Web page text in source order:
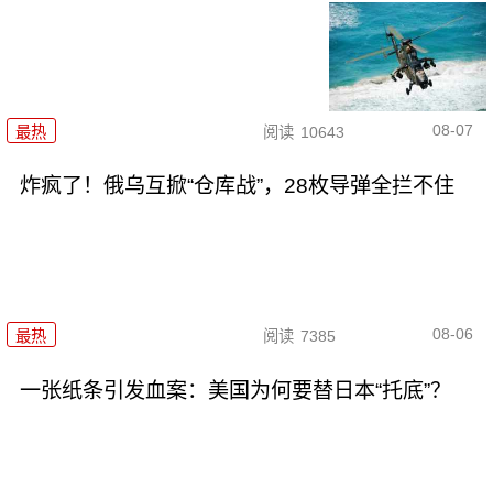
最热 阅读 10643 08-07
炸疯了！俄乌互掀“仓库战”，28枚导弹全拦不住
最热 阅读 7385 08-06
一张纸条引发血案：美国为何要替日本“托底”？